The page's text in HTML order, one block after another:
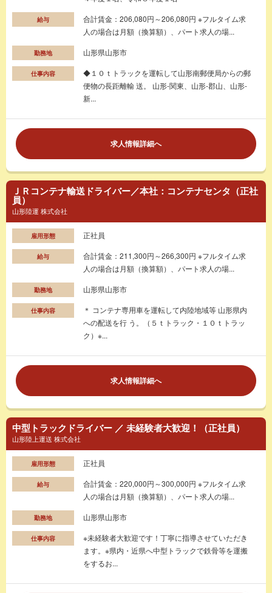
給与
合計賃金：206,080円～206,080円 ※フルタイム求
人の場合は月額（換算額）、パート求人の場...
勤務地 山形県山形市
仕事内容
◆１０ｔトラックを運転して山形南郵便局からの郵
便物の長距離輸 送。 山形‐関東、山形‐郡山、山形‐
新...
求人情報詳細へ
ＪＲコンテナ輸送ドライバー／本社：コンテナセンタ（正社
員）
山形陸運 株式会社
雇用形態 正社員
給与
合計賃金：211,300円～266,300円 ※フルタイム求
人の場合は月額（換算額）、パート求人の場...
勤務地 山形県山形市
仕事内容
＊ コンテナ専用車を運転して内陸地域等 山形県内
への配送を行 う。（５ｔトラック・１０ｔトラッ
ク）※...
求人情報詳細へ
中型トラックドライバー ／ 未経験者大歓迎！（正社員）
山形陸上運送 株式会社
雇用形態 正社員
給与
合計賃金：220,000円～300,000円 ※フルタイム求
人の場合は月額（換算額）、パート求人の場...
勤務地 山形県山形市
仕事内容
※未経験者大歓迎です！丁寧に指導させていただき
ます。※県内・近県へ中型トラックで鉄骨等を運搬
をするお...